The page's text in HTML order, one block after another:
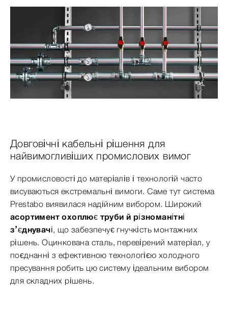
Довговічні кабельні рішення для
найвимогливіших промислових вимог
У промисловості до матеріалів і технологій часто
висуваються екстремальні вимоги. Саме тут система
Prestabo виявилася надійним вибором. Широкий
асортимент охоплює труби й різноманітні
з’єднувачі, що забезпечує гнучкість монтажних
рішень. Оцинкована сталь, перевірений матеріал, у
поєднанні з ефективною технологією холодного
пресування робить цю систему ідеальним вибором
для складних рішень.